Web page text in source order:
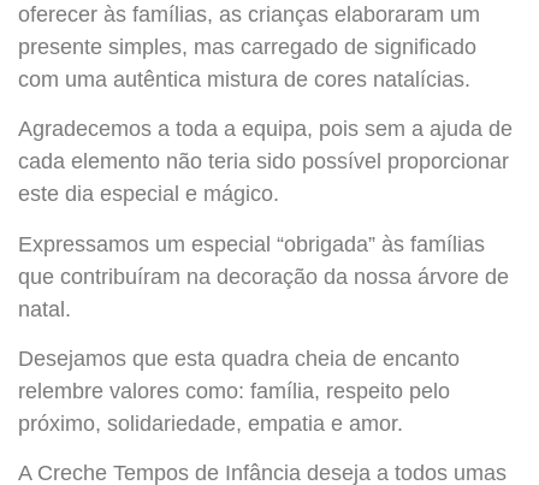
oferecer às famílias, as crianças elaboraram um
presente simples, mas carregado de significado
com uma autêntica mistura de cores natalícias.
Agradecemos a toda a equipa, pois sem a ajuda de
cada elemento não teria sido possível proporcionar
este dia especial e mágico.
Expressamos um especial “obrigada” às famílias
que contribuíram na decoração da nossa árvore de
natal.
Desejamos que esta quadra cheia de encanto
relembre valores como: família, respeito pelo
próximo, solidariedade, empatia e amor.
A Creche Tempos de Infância deseja a todos umas